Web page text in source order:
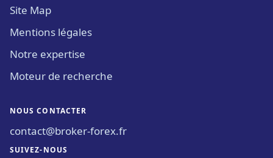
Site Map
Mentions légales
Notre expertise
Moteur de recherche
NOUS CONTACTER
contact@broker-forex.fr
SUIVEZ-NOUS